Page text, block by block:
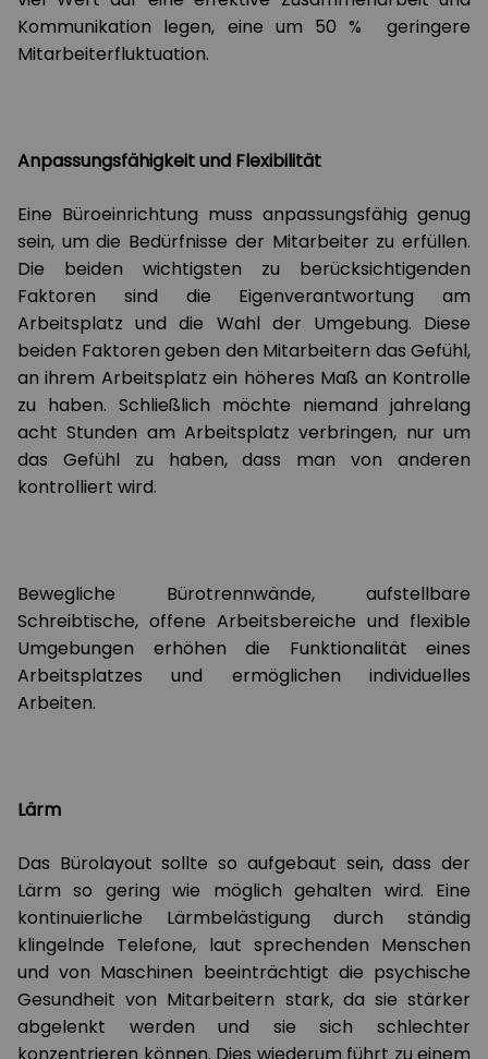
Kommunikation legen, eine um 50 % geringere
Mitarbeiterfluktuation.
Anpassungsfähigkeit und Flexibilität
Eine Büroeinrichtung muss anpassungsfähig genug
sein, um die Bedürfnisse der Mitarbeiter zu erfüllen.
Die beiden wichtigsten zu berücksichtigenden
Faktoren sind die Eigenverantwortung am
Arbeitsplatz und die Wahl der Umgebung. Diese
beiden Faktoren geben den Mitarbeitern das Gefühl,
an ihrem Arbeitsplatz ein höheres Maß an Kontrolle
zu haben. Schließlich möchte niemand jahrelang
acht Stunden am Arbeitsplatz verbringen, nur um
das Gefühl zu haben, dass man von anderen
kontrolliert wird.
Bewegliche Bürotrennwände, aufstellbare
Schreibtische, offene Arbeitsbereiche und flexible
Umgebungen erhöhen die Funktionalität eines
Arbeitsplatzes und ermöglichen individuelles
Arbeiten.
Lärm
Das Bürolayout sollte so aufgebaut sein, dass der
Lärm so gering wie möglich gehalten wird. Eine
kontinuierliche Lärmbelästigung durch ständig
klingelnde Telefone, laut sprechenden Menschen
und von Maschinen beeinträchtigt die psychische
Gesundheit von Mitarbeitern stark, da sie stärker
abgelenkt werden und sie sich schlechter